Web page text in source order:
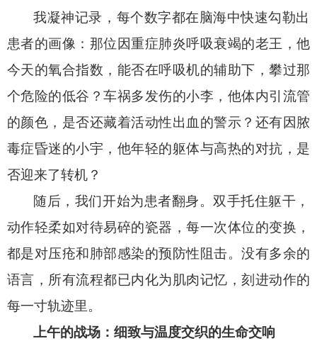
我凝神记录，每个数字都在脑海中快速勾勒出
患者的画像：那位因重症肺炎呼吸衰竭的老王，他
今天的氧合指数，能否在呼吸机的辅助下，攀过那
个危险的低谷？车祸多发伤的小李，他体内引流管
的颜色，是否还藏着活动性出血的警示？还有因脓
毒症昏迷的小宇，他年轻的躯体与高热的对抗，是
否迎来了转机？
随后，我们开始为患者翻身。双手托住躯干，
动作轻柔如对待易碎的瓷器，每一次体位的变换，
都是对压疮和肺部感染的预防性阻击。没有多余的
语言，所有流程都已内化为肌肉记忆，刻进动作的
每一寸轨迹里。
上午的战场：细致与温度交织的生命交响